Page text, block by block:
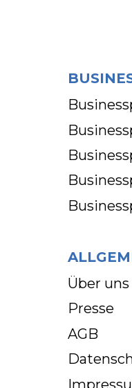
Über uns
Presse
AGB